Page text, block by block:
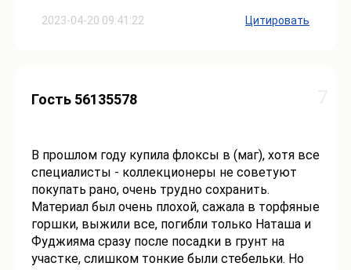
2023-04-20 09:41:22 Цитировать
Гость 56135578
В прошлом году купила флоксы в (маг), хотя все
специалисты - коллекционеры не советуют
покупать рано, очень трудно сохранить.
Материал был очень плохой, сажала в торфяные
горшки, выжили все, погибли только Наташа и
Фуджияма сразу после посадки в грунт на
участке, слишком тонкие были стебельки. Но